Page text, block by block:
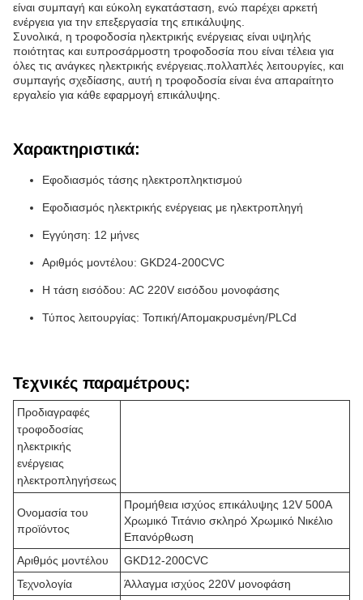
είναι συμπαγή και εύκολη εγκατάσταση, ενώ παρέχει αρκετή
ενέργεια για την επεξεργασία της επικάλυψης.
Συνολικά, η τροφοδοσία ηλεκτρικής ενέργειας είναι υψηλής
ποιότητας και ευπροσάρμοστη τροφοδοσία που είναι τέλεια για
όλες τις ανάγκες ηλεκτρικής ενέργειας.πολλαπλές λειτουργίες, και
συμπαγής σχεδίασης, αυτή η τροφοδοσία είναι ένα απαραίτητο
εργαλείο για κάθε εφαρμογή επικάλυψης.
Χαρακτηριστικά:
Εφοδιασμός τάσης ηλεκτροπληκτισμού
Εφοδιασμός ηλεκτρικής ενέργειας με ηλεκτροπληγή
Εγγύηση: 12 μήνες
Αριθμός μοντέλου: GKD24-200CVC
Η τάση εισόδου: AC 220V εισόδου μονοφάσης
Τύπος λειτουργίας: Τοπική/Απομακρυσμένη/PLCd
Τεχνικές παραμέτρους:
Προδιαγραφές
τροφοδοσίας
ηλεκτρικής
ενέργειας
ηλεκτροπληγήσεως
Ονομασία του
προϊόντος
Προμήθεια ισχύος επικάλυψης 12V 500A
Χρωμικό Τιτάνιο σκληρό Χρωμικό Νικέλιο
Επανόρθωση
Αριθμός μοντέλου
GKD12-200CVC
Τεχνολογία
Άλλαγμα ισχύος 220V μονοφάση